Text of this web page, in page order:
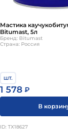
Мастика
Bitumast, 5л
Бренд: Bitumast
Страна: Россия
шт.
1 578 ₽
В
ID: ТХ18627